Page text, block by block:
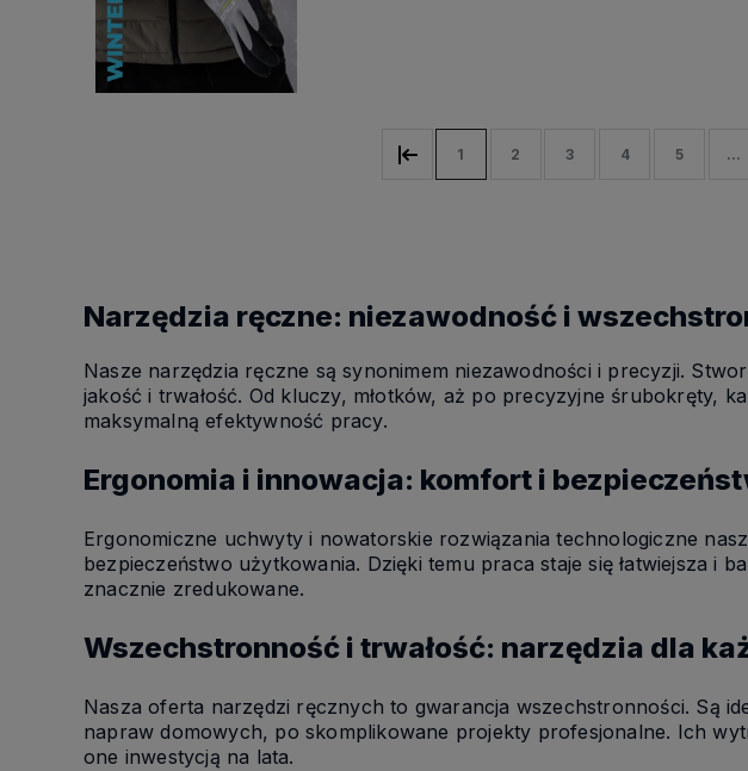
1 2 3 4 5 ...
Narzędzia ręczne: niezawodność i
Nasze narzędzia ręczne są synonimem niezawodności i precyzji.
jakość i trwałość. Od kluczy, młotków, aż po precyzyjne śrubokręty,
maksymalną efektywność pracy.
Ergonomia i innowacja: komfort i
Ergonomiczne uchwyty i nowatorskie rozwiązania technologiczne
bezpieczeństwo użytkowania. Dzięki temu praca staje się łatwiejsza i
znacznie zredukowane.
Wszechstronność i trwałość: narzędzia dla
Nasza oferta narzędzi ręcznych to gwarancja wszechstronności. Są
napraw domowych, po skomplikowane projekty profesjonalne. Ich
one inwestycją na lata.